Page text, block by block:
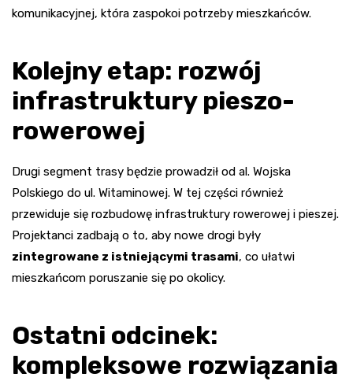
komunikacyjnej, która zaspokoi potrzeby mieszkańców.
Kolejny etap: rozwój
infrastruktury pieszo-
rowerowej
Drugi segment trasy będzie prowadził od al. Wojska
Polskiego do ul. Witaminowej. W tej części również
przewiduje się rozbudowę infrastruktury rowerowej i pieszej.
Projektanci zadbają o to, aby nowe drogi były
zintegrowane z istniejącymi trasami, co ułatwi
mieszkańcom poruszanie się po okolicy.
Ostatni odcinek:
kompleksowe rozwiązania